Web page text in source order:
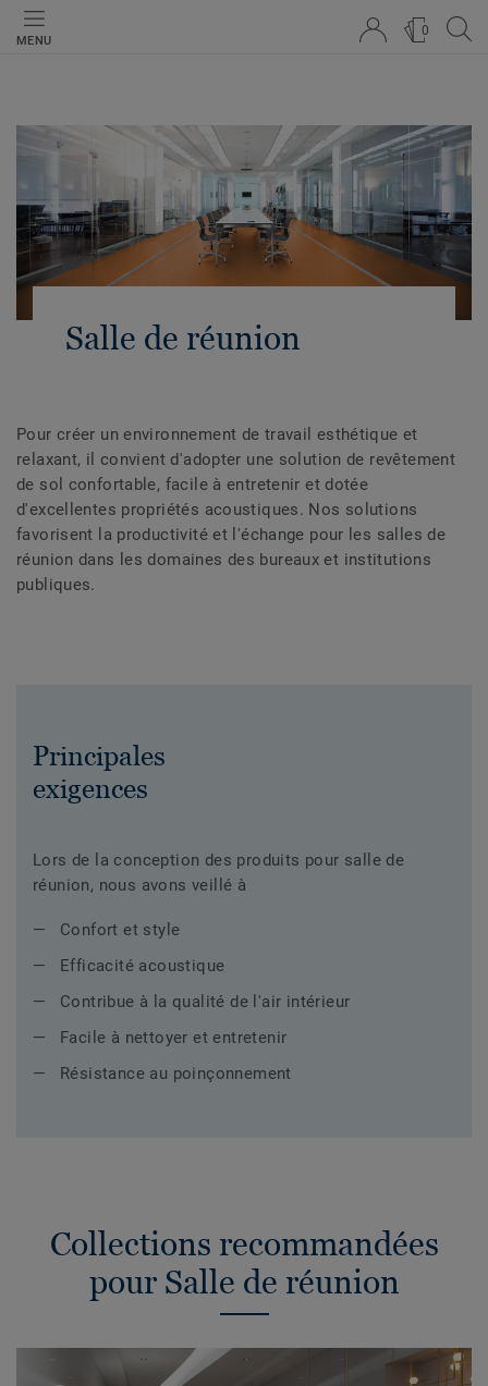
MENU
0
Salle de réunion
Pour créer un environnement de travail esthétique et
relaxant, il convient d'adopter une solution de revêtement
de sol confortable, facile à entretenir et dotée
d'excellentes propriétés acoustiques. Nos solutions
favorisent la productivité et l'échange pour les salles de
réunion dans les domaines des bureaux et institutions
publiques.
Principales
exigences
Lors de la conception des produits pour salle de
réunion, nous avons veillé à
Confort et style
Efficacité acoustique
Contribue à la qualité de l'air intérieur
Facile à nettoyer et entretenir
Résistance au poinçonnement
Collections recommandées
pour Salle de réunion